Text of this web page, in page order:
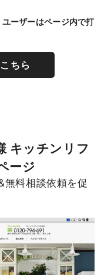
ーザーはページ内で打
ちら
キッチンリフ
ージ
無料相談依頼を促